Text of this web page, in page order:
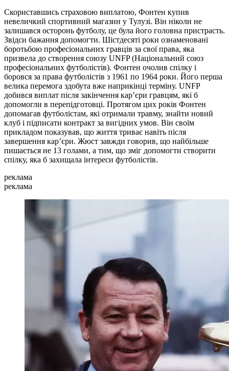
Скориставшись страховою виплатою, Фонтен купив
невеличкий спортивний магазин у Тулузі. Він ніколи не
залишався осторонь футболу, це була його головна пристрасть.
Звідси бажання допомогти. Шістдесяті роки ознаменовані
боротьбою професіональних гравців за свої права, яка
призвела до створення союзу UNFP (Національний союз
професіональних футболістів). Фонтен очолив спілку і
боровся за права футболістів з 1961 по 1964 роки. Його перша
велика перемога здобута вже наприкінці терміну. UNFP
добився виплат після закінчення кар’єри гравцям, які б
допомогли в перепідготовці. Протягом цих років Фонтен
допомагав футболістам, які отримали травму, знайти новий
клуб і підписати контракт за вигідних умов. Він своїм
прикладом показував, що життя триває навіть після
завершення кар’єри. Жюст завжди говорив, що найбільше
пишається не 13 голами, а тим, що зміг допомогти створити
спілку, яка б захищала інтереси футболістів.
реклама
реклама